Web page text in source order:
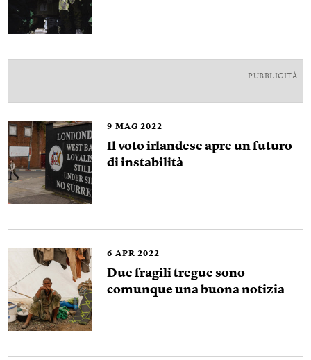
PUBBLICITÀ
9 MAG 2022
Il voto irlandese apre un futuro
di instabilità
6 APR 2022
Due fragili tregue sono
comunque una buona notizia